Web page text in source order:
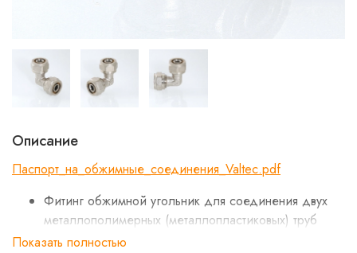
Описание
Паспорт_на_обжимные_соединения_Valtec.pdf
Фитинг обжимной угольник для соединения двух
металлополимерных (металлопластиковых) труб
равного диаметра под углом 90° друг к другу.
Показать полностью